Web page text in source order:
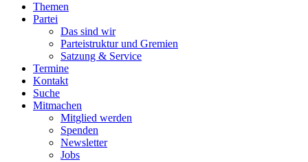
Themen
Partei
Das sind wir
Parteistruktur und Gremien
Satzung & Service
Termine
Kontakt
Suche
Mitmachen
Mitglied werden
Spenden
Newsletter
Jobs